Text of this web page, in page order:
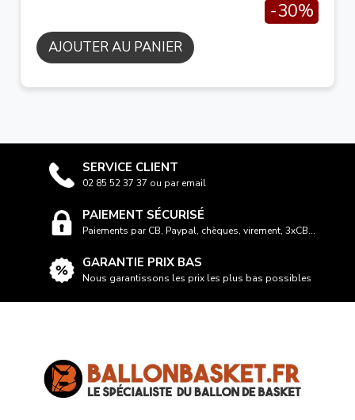
-30%
AJOUTER AU PANIER
SERVICE CLIENT
02 85 52 37 37 ou par email
PAIEMENT SÉCURISÉ
Paiements par CB, Paypal, chèques, virement, 3xCB...
GARANTIE PRIX BAS
Nous garantissons les prix les plus bas possibles